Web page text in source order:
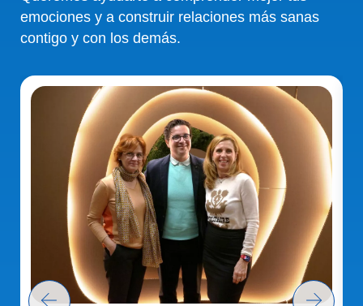
emociones y a construir relaciones más sanas
contigo y con los demás.